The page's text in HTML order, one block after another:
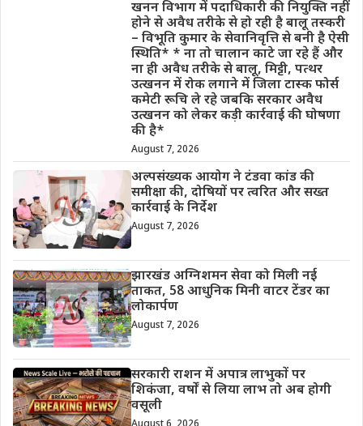
खनन विभाग में पदाधिकारी की नियुक्ति नहीं
होने से अवैध तरीके से हो रही है बालू तस्करी
– विभूति कुमार के सेवानिवृत्ति से बनी है ऐसी
स्थिति* * ना तो चालान काटे जा रहे हैं और
ना ही अवैध तरीके से बालू, मिट्टी, पत्थर
उत्खनन में रोक लगाने में जिला टास्क फोर्स
कमेटी रूचि ले रहे जबकि सरकार अवैध
उत्खनन को लेकर कड़ी कार्रवाई की घोषणा
की है*
August 7, 2026
अल्पसंख्यक आयोग ने टंडवा कांड की
समीक्षा की, दोषियों पर त्वरित और सख्त
कार्रवाई के निर्देश
August 7, 2026
झारखंड अग्निशमन सेवा को मिली नई
ताकत, 58 आधुनिक मिनी वाटर टेंडर का
लोकार्पण
August 7, 2026
सरकारी राशन में अपात्र लाभुकों पर
शिकंजा, वर्षों से लिया लाभ तो अब होगी
वसूली